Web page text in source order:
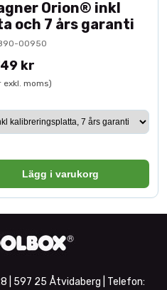
Orion® inkl
och 7 års garanti
00950
kr
exkl. moms)
Lägg i varukorg
| 597 25 Åtvidaberg | Telefon: